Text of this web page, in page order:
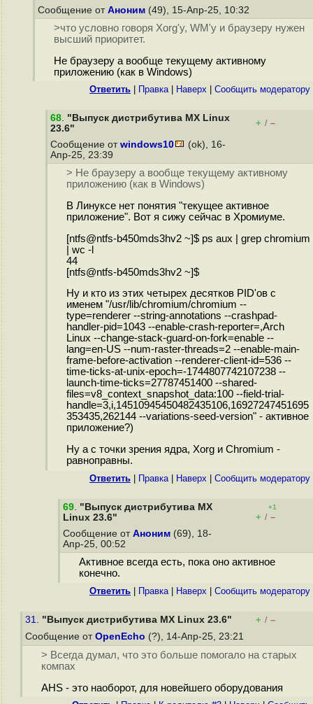
Сообщение от Аноним (49), 15-Апр-25, 10:32
>что условно говоря Xorg'у, WM'у и браузеру нужен
высший приоритет.
Не браузеру а вообще текущему активному
приложению (как в Windows)
Ответить Правка| Наверх Cообщить модератору
68. "Выпуск дистрибутива MX Linux
23.6"
+ / –
Сообщение от windows10
(ok), 16-
Апр-25, 23:39
> Не браузеру а вообще текущему активному
приложению (как в Windows)
В Линуксе нет понятия "текущее активное
приложение". Вот я сижу сейчас в Хромиуме.
[ntfs@ntfs-b450mds3hv2 ~]$ ps aux | grep chromium
| wc -l
44
[ntfs@ntfs-b450mds3hv2 ~]$
Ну и кто из этих четырех десятков PID'ов с
именем "/usr/lib/chromium/chromium --
type=renderer --string-annotations --crashpad-
handler-pid=1043 --enable-crash-reporter=,Arch
Linux --change-stack-guard-on-fork=enable --
lang=en-US --num-raster-threads=2 --enable-main-
frame-before-activation --renderer-client-id=536 --
time-ticks-at-unix-epoch=-1744807742107238 --
launch-time-ticks=27787451400 --shared-
files=v8_context_snapshot_data:100 --field-trial-
handle=3,i,14510945450482435106,16927247451695
353435,262144 --variations-seed-version" - активное
приложение?)
Ну а с точки зрения ядра, Xorg и Chromium -
равноправны.
Ответить Правка| Наверх Cообщить модератору
69. "Выпуск дистрибутива MX
Linux 23.6"
+1
+ / –
Сообщение от Аноним (69), 18-
Апр-25, 00:52
Активное всегда есть, пока оно активное
конечно.
Ответить Правка| Наверх Cообщить модератору
31. "Выпуск дистрибутива MX Linux 23.6" + / –
Сообщение от OpenEcho (?), 14-Апр-25, 23:21
> Всегда думал, что это больше помогало на старых
компах
AHS - это наоборот, для новейшего оборудования